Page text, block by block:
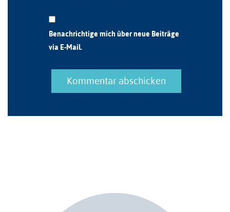
Benachrichtige mich über neue Beiträge
via E-Mail.